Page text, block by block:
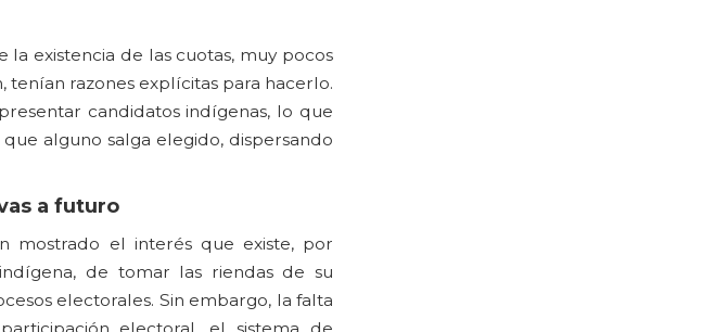
existencia de las cuotas, muy pocos
tenían razones explícitas para hacerlo.
candidatos indígenas, lo que
alguno salga elegido, dispersando
a futuro
mostrado el interés que existe, por
de tomar las riendas de su
electorales. Sin embargo, la falta